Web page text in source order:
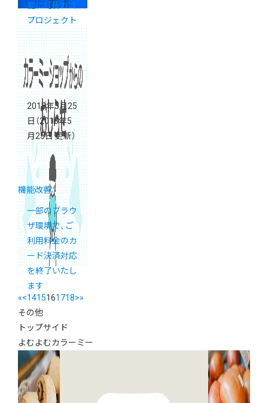
能に！【新カゴ
プロジェクト
通信 Vol.13】
2018年5月25
日（2018年5
月25日 更新）
機能改善
一部のブラウ
ザ環境で、ご
利用料金のカ
ード決済対応
を終了いたし
ます
«<1415161718>»
その他
トップサイド
よむよむカラーミー